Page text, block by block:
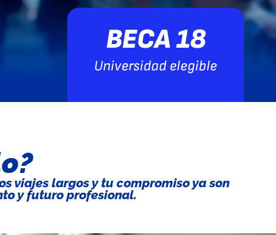
BECA 18
Universidad elegible
viajes largos y tu compromiso ya son
y futuro profesional.